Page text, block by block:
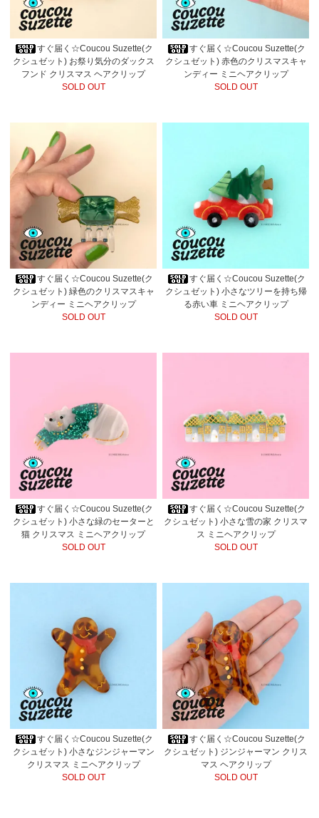
すぐ届く☆Coucou Suzette(ク
クシュゼット) お祭り気分のダックス
フンド クリスマス ヘアクリップ
SOLD OUT
すぐ届く☆Coucou Suzette(ク
クシュゼット) 赤色のクリスマスキャ
ンディー ミニヘアクリップ
SOLD OUT
すぐ届く☆Coucou Suzette(ク
クシュゼット) 緑色のクリスマスキャ
ンディー ミニヘアクリップ
SOLD OUT
すぐ届く☆Coucou Suzette(ク
クシュゼット) 小さなツリーを持ち帰
る赤い車 ミニヘアクリップ
SOLD OUT
すぐ届く☆Coucou Suzette(ク
クシュゼット) 小さな緑のセーターと
猫 クリスマス ミニヘアクリップ
SOLD OUT
すぐ届く☆Coucou Suzette(ク
クシュゼット) 小さな雪の家 クリスマ
ス ミニヘアクリップ
SOLD OUT
すぐ届く☆Coucou Suzette(ク
クシュゼット) 小さなジンジャーマン
クリスマス ミニヘアクリップ
SOLD OUT
すぐ届く☆Coucou Suzette(ク
クシュゼット) ジンジャーマン クリス
マス ヘアクリップ
SOLD OUT